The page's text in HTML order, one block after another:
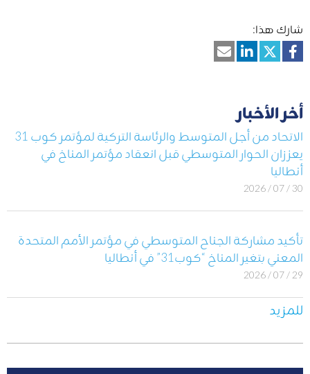
شارك هذا:
أخر الأخبار
الاتحاد من أجل المتوسط والرئاسة التركية لمؤتمر كوب 31
يعززان الحوار المتوسطي قبل انعقاد مؤتمر المناخ في
أنطاليا
30 / 07 / 2026
تأكيد مشاركة الجناح المتوسطي في مؤتمر الأمم المتحدة
المعني بتغير المناخ “كوب31” في أنطاليا
29 / 07 / 2026
للمزيد